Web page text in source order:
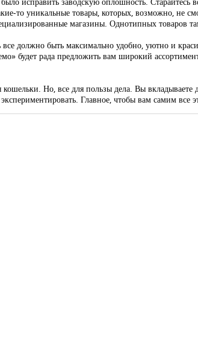
то уникальные товары, которых, возможно, не
магазины. Однотипных товаров
должно быть максимально удобно, уютно и
будет рада предложить вам широкий
Но, все для пользы дела. Вы вкладываете
Главное, чтобы вам самим все